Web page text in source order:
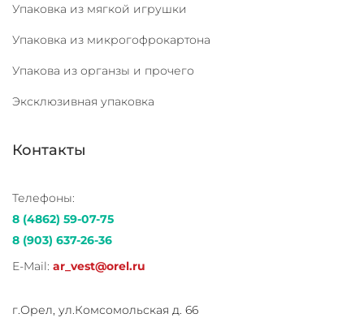
Упаковка из мягкой игрушки
Упаковка из микрогофрокартона
Упакова из органзы и прочего
Эксклюзивная упаковка
Контакты
Телефоны:
8 (4862) 59-07-75
8 (903) 637-26-36
E-Mail: ar_vest@orel.ru
г.Орел, ул.Комсомольская д. 66